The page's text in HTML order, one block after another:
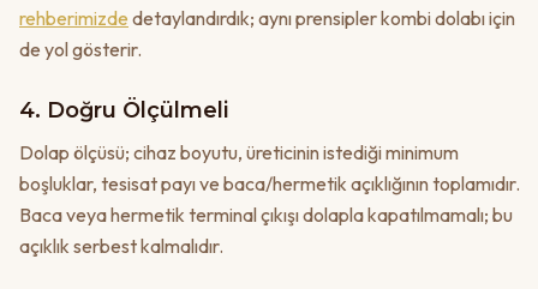
rehberimizde detaylandırdık; aynı prensipler kombi dolabı için
de yol gösterir.
4. Doğru Ölçülmeli
Dolap ölçüsü; cihaz boyutu, üreticinin istediği minimum
boşluklar, tesisat payı ve baca/hermetik açıklığının toplamıdır.
Baca veya hermetik terminal çıkışı dolapla kapatılmamalı; bu
açıklık serbest kalmalıdır.